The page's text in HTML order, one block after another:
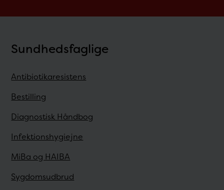
Sundhedsfaglige
Antibiotikaresistens
Bestilling
Diagnostisk Håndbog
Infektionshygiejne
MiBa og HAIBA
Sygdomsudbrud